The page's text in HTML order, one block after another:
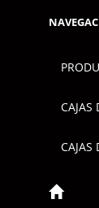
CAJAS
CAJAS